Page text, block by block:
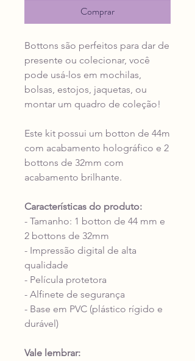
Comprar
Bottons são perfeitos para dar de
presente ou colecionar, você
pode usá-los em mochilas,
bolsas, estojos, jaquetas, ou
montar um quadro de coleção!
Este kit possui um botton de 44m
com acabamento holográfico e 2
bottons de 32mm com
acabamento brilhante.
Características do produto:
- Tamanho: 1 botton de 44 mm e
2 bottons de 32mm
- Impressão digital de alta
qualidade
- Película protetora
- Alfinete de segurança
- Base em PVC (plástico rígido e
durável)
Vale lembrar: